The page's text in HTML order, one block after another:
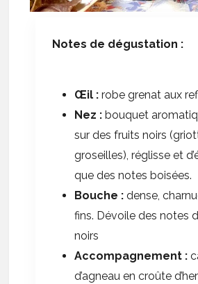
Notes de dégustation :
Œil :robe grenat aux
Nez : bouquet
sur des fruits noirs
groseilles), réglisse et
que des notes boisées.
Bouche : dense,
fins. Dévoile des notes
noirs
Accompagnement :
d’agneau en croûte